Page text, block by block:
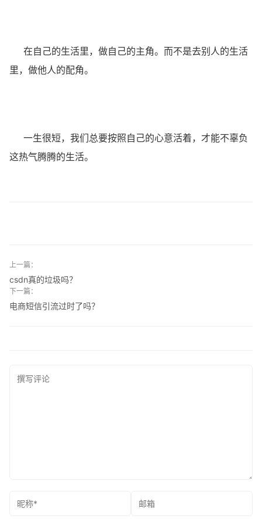
在自己的生活里，做自己的主角。而不是去别人的生活
里，做他人的配角。
一生很短，我们总要按照自己的心意活着，才能不辜负
这热气腾腾的生活。
上一篇：
csdn真的垃圾吗？
下一篇：
电商短信引流过时了吗？